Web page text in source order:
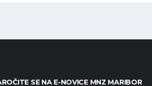
SE NA E-NOVICE MNZ MARIBOR